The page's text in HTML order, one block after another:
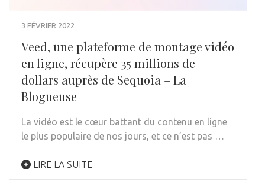
3 FÉVRIER 2022
Veed, une plateforme de montage vidéo
en ligne, récupère 35 millions de
dollars auprès de Sequoia – La
Blogueuse
La vidéo est le cœur battant du contenu en ligne
le plus populaire de nos jours, et ce n’est pas …
LIRE LA SUITE